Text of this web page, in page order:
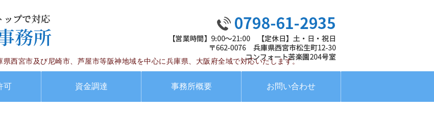
建設業許認可・資金調達専門 行政書士西内佳彦事務所
西宮市及び尼崎市、芦屋市等阪神地域を中心に兵庫県、大阪府全域で対応いたします。
可 資金調達 事務所概要 お問い合わせ